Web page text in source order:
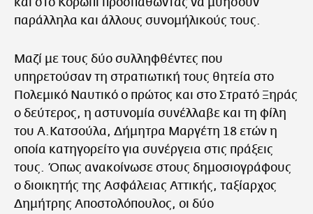
παράλληλα και άλλους συνομήλικούς τους.
Μαζί με τους δύο συλληφθέντες που
υπηρετούσαν τη στρατιωτική τους θητεία στο
Πολεμικό Ναυτικό ο πρώτος και στο Στρατό Ξηράς
ο δεύτερος, η αστυνομία συνέλλαβε και τη φίλη
του Α.Κατσούλα, Δήμητρα Μαργέτη 18 ετών η
οποία κατηγορείτο για συνέργεια στις πράξεις
τους. Όπως ανακοίνωσε στους δημοσιογράφους
ο διοικητής της Ασφάλειας Αττικής, ταξίαρχος
Δημήτρης Αποστολόπουλος, οι δύο